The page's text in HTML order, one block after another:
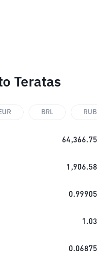
Teratas
BRL RUB
64,366.75
1,906.58
0.99905
1.03
0.06875